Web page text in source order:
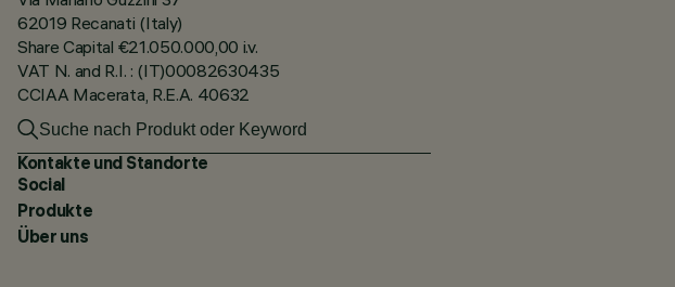
62019 Recanati (Italy)
Share Capital €21.050.000,00 i.v.
VAT N. and R.I. : (IT)00082630435
CCIAA Macerata, R.E.A. 40632
Kontakte und Standorte
Social
Produkte
Über uns